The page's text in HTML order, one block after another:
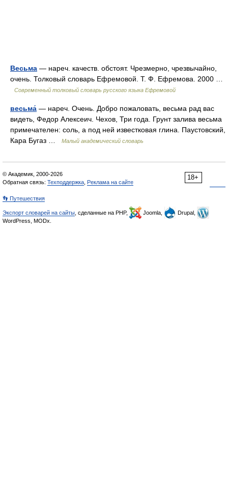
Весьма — нареч. качеств. обстоят. Чрезмерно, чрезвычайно,
очень. Толковый словарь Ефремовой. Т. Ф. Ефремова. 2000 …
Современный толковый словарь русского языка Ефремовой
весьма́ — нареч. Очень. Добро пожаловать, весьма рад вас
видеть, Федор Алексеич. Чехов, Три года. Грунт залива весьма
примечателен: соль, а под ней известковая глина. Паустовский,
Кара Бугаз …
Малый академический словарь
18+
© Академик, 2000-2026
Обратная связь: Техподдержка Реклама на сайте
👣 Путешествия
Экспорт словарей на сайты , сделанные на PHP, Joomla,
Drupal,
WordPress, MODx.